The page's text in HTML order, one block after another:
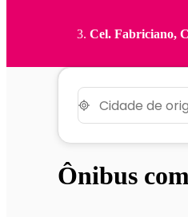
Cel. Fabriciano,
Ônibus